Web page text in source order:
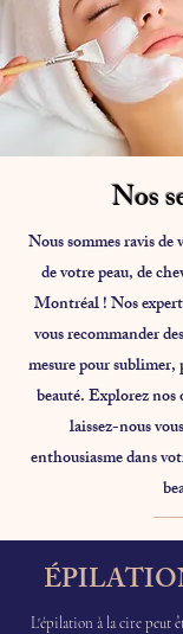
Nos
Nous sommes ravis
de votre peau, de
Montréal ! Nos
vous recommander
mesure pour
beauté. Explorez
laissez-nous
enthousiasme dans
L'épilation à la cire peut